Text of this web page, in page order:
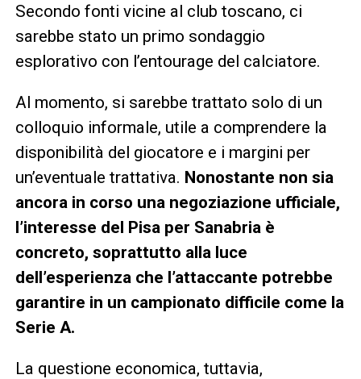
Secondo fonti vicine al club toscano, ci
sarebbe stato un primo sondaggio
esplorativo con l’entourage del calciatore.
Al momento, si sarebbe trattato solo di un
colloquio informale, utile a comprendere la
disponibilità del giocatore e i margini per
un’eventuale trattativa. Nonostante non sia
ancora in corso una negoziazione ufficiale,
l’interesse del Pisa per Sanabria è
concreto, soprattutto alla luce
dell’esperienza che l’attaccante potrebbe
garantire in un campionato difficile come la
Serie A.
La questione economica, tuttavia,